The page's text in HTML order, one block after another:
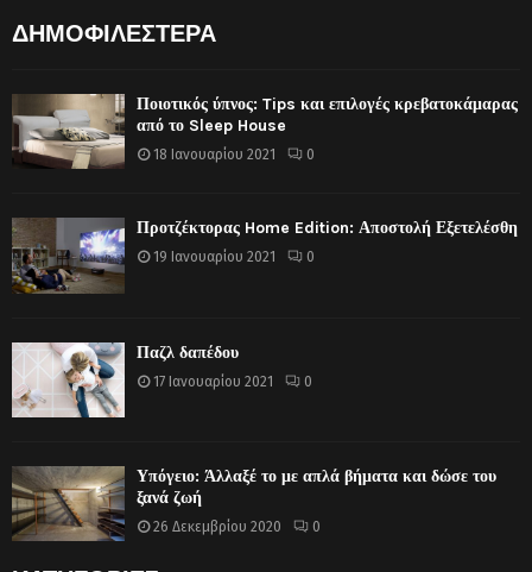
ΔΗΜΟΦΙΛΕΣΤΕΡΑ
Ποιοτικός ύπνος: Tips και επιλογές κρεβατοκάμαρας
από το Sleep House
18 Ιανουαρίου 2021 0
Προτζέκτορας Home Edition: Αποστολή Εξετελέσθη
19 Ιανουαρίου 2021 0
Παζλ δαπέδου
17 Ιανουαρίου 2021 0
Υπόγειο: Άλλαξέ το με απλά βήματα και δώσε του
ξανά ζωή
26 Δεκεμβρίου 2020 0